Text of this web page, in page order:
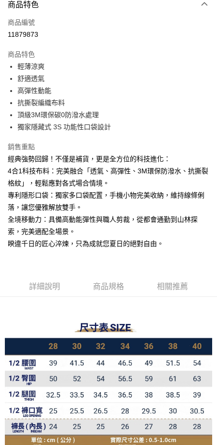
信用卡一次付款
信用卡分期付款
合作金庫商業銀行
華南商業銀行
上海商業儲蓄銀行
國泰世華商業銀行
臺灣中小企業銀行
匯豐（台灣）商業銀行
聯邦商業銀行
元大商業銀行
台新國際商業銀行
台灣樂天信用卡公司
超商取貨付款
LINE Pay
Apple Pay
街口支付
Google Pay
ATM付款
運送方式
全家取貨付款
每筆NT$60，滿NT$1,000(含以上)免運費
7-11取貨付款
每筆NT$100，滿NT$1,000(含以上)免運費
商品特色
商品編號
11879873
商品特色
輕薄涼爽
舒適透氣
高彈性動能
抗撕裂編織布料
頂級3M環保碳0防潑水處理
獨家隱藏式 3S 功能性口袋設計
銷售重點
經典強勢回歸！不僅是補貨，更是全方位的科技進化：
4合1科技布料：完美融合「透氣、高彈性、3M環保防潑水、抗撕裂
格紋」，輕鬆應對各式場合情境。
專利隱形口袋：獨家多口袋配置，手機小物完美收納，維持線條俐
落，讓您優雅解放雙手。
全境移動力：具備高動能彈性與職人剪裁，從都會通勤到山林探
索，完美適配全場景。
睽違千日的匠心淬煉，只為成就您夏日的絕對自由。
詳細說明 商品規格 相關推薦